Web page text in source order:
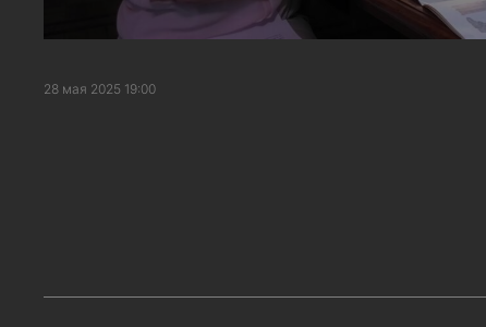
28 мая 2025 19:00